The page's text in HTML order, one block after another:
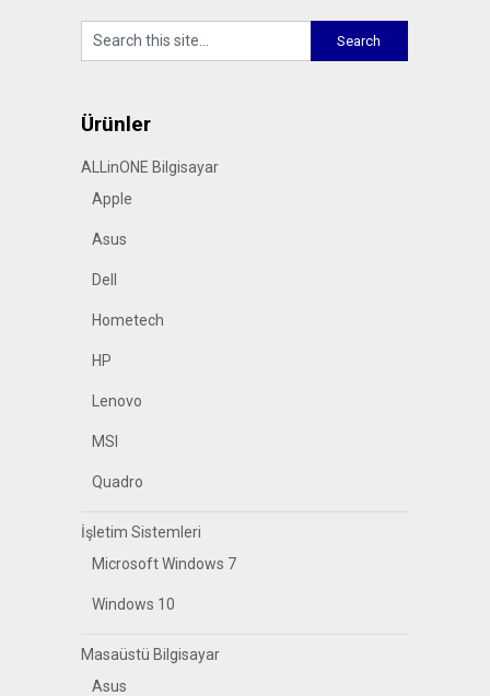
Ürünler
ALLinONE Bilgisayar
Apple
Asus
Dell
Hometech
HP
Lenovo
MSI
Quadro
İşletim Sistemleri
Microsoft Windows 7
Windows 10
Masaüstü Bilgisayar
Asus